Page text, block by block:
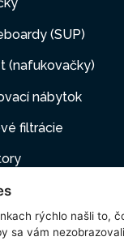
(SUP)
(nafukovačky)
nábytok
filtrácie
pumpy
filtrácie
rýchlo našli to,
sa vám